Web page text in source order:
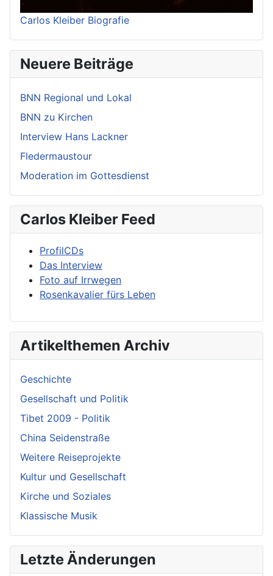
Carlos Kleiber Biografie
Neuere Beiträge
BNN Regional und Lokal
BNN zu Kirchen
Interview Hans Lackner
Fledermaustour
Moderation im Gottesdienst
Carlos Kleiber Feed
ProfilCDs
Das Interview
Foto auf Irrwegen
Rosenkavalier fürs Leben
Artikelthemen Archiv
Geschichte
Gesellschaft und Politik
Tibet 2009 - Politik
China Seidenstraße
Weitere Reiseprojekte
Kultur und Gesellschaft
Kirche und Soziales
Klassische Musik
Letzte Änderungen